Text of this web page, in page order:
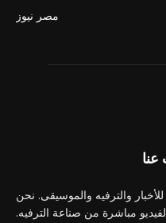
مصر نيوز
والترفيه والموسيقى. نحن
مباشرة من صناعة الترفيه.